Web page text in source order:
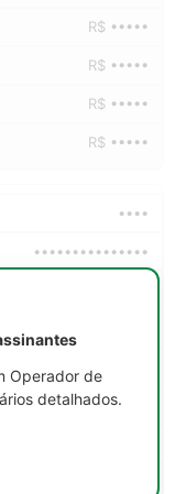
R$ •••••
R$ •••••
R$ •••••
R$ •••••
••••
•••••••••••••••
R$ •••••
R$ •••••
Operador de
detalhados.